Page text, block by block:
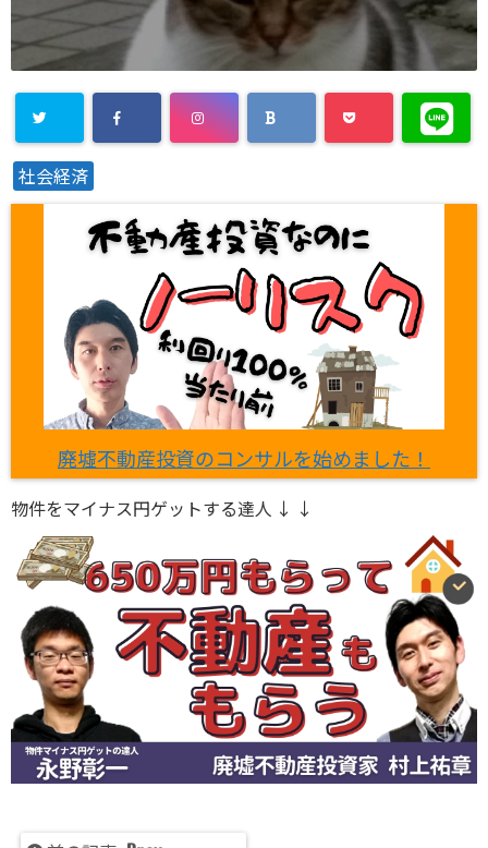
社会経済
廃墟不動産投資のコンサルを始めました！
物件をマイナス円ゲットする達人 ↓ ↓